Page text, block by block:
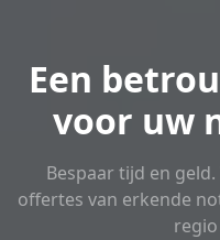
Een
voor uw
Bespaar tijd en
offertes van erkende